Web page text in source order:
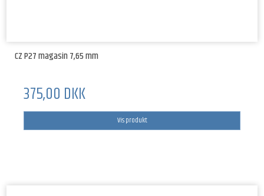
CZ P27 magasin 7,65 mm
375,00 DKK
Vis produkt